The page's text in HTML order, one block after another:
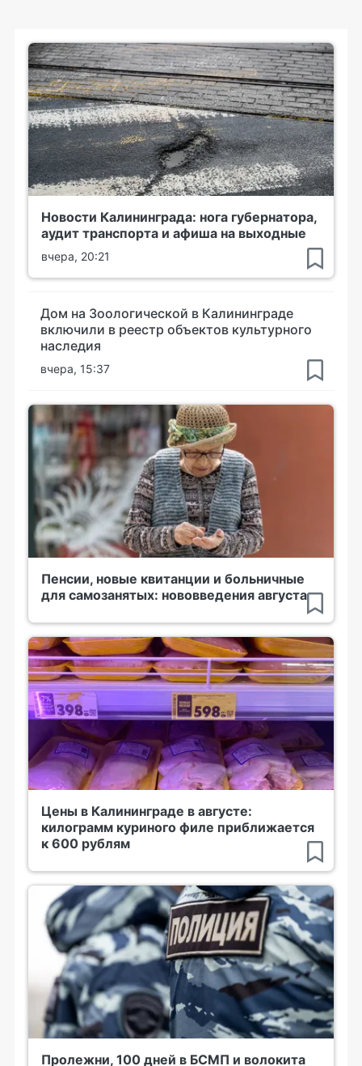
Новости Калининграда: нога губернатора,
аудит транспорта и афиша на выходные
вчера, 20:21
Дом на Зоологической в Калининграде
включили в реестр объектов культурного
наследия
вчера, 15:37
Пенсии, новые квитанции и больничные
для самозанятых: нововведения августа
Цены в Калининграде в августе:
килограмм куриного филе приближается
к 600 рублям
Пролежни, 100 дней в БСМП и волокита